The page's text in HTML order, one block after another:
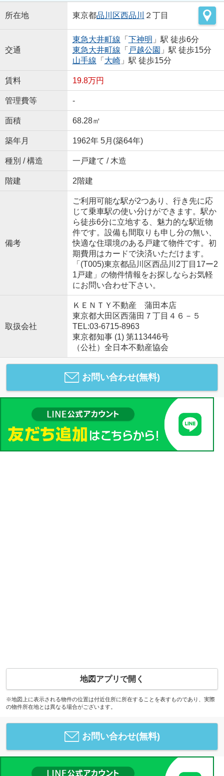
所在地 東京都品川区西品川 ２丁目
交通
東急大井町線 「 下神明 」駅 徒歩6分
東急大井町線 「 戸越公園 」駅 徒歩15分
山手線 「 大崎」駅 徒歩15分
賃料 19.8万円
管理費等 -
面積 68.28㎡
築年月 1962年 5月(築64年)
種別 / 構造 一戸建て / 木造
階建 2階建
備考
ご利用可能な駅が2つあり、行き先に応
じて乗車駅の使い分けができます。駅か
ら徒歩6分に立地する、魅力的な駅近物
件です。設備も間取りも申し分の無い、
快適な住環境のある戸建て物件です。初
期費用はカードで決済いただけます。
「(T005)東京都品川区西品川2丁目17ー2
1戸建」の物件情報をお探しならお気軽
にお問い合わせ下さい。
取扱会社
ＫＥＮＴＹ不動産 蒲田本店
東京都大田区西蒲田７丁目４６－５
TEL:03-6715-8963
東京都知事 (1) 第113446号
（公社）全日本不動産協会
お問い合わせ(無料)
地図アプリで開く
※地図上に表示される物件の位置は付近住所に所在することを表すものであり、実際
の物件所在地とは異なる場合がございます。
お問い合わせ(無料)